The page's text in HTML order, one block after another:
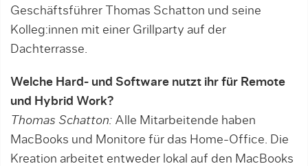
Geschäftsführer Thomas Schatton und seine
Kolleg:innen mit einer Grillparty auf der
Dachterrasse.
Welche Hard- und Software nutzt ihr für Remote
und Hybrid Work?
Thomas Schatton: Alle Mitarbeitende haben
MacBooks und Monitore für das Home-Office. Die
Kreation arbeitet entweder lokal auf den MacBooks